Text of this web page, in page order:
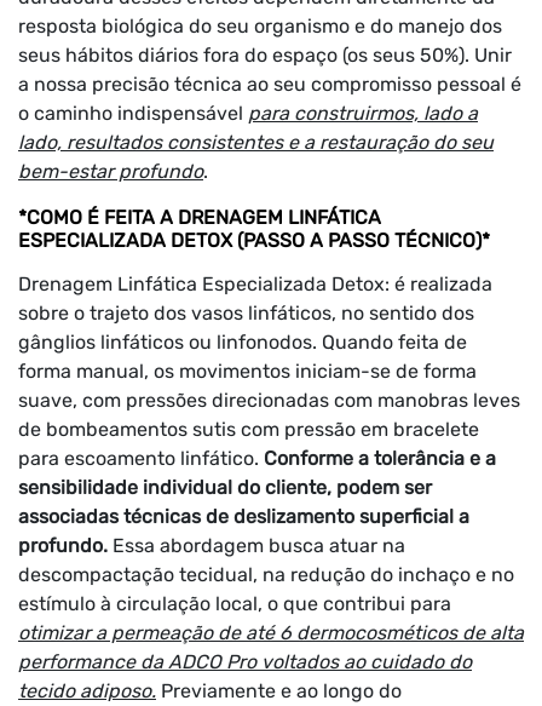
resposta biológica do seu organismo e do manejo dos
seus hábitos diários fora do espaço (os seus 50%). Unir
a nossa precisão técnica ao seu compromisso pessoal é
o caminho indispensável para construirmos, lado a
lado, resultados consistentes e a restauração do seu
bem-estar profundo.
*COMO É FEITA A DRENAGEM LINFÁTICA
ESPECIALIZADA DETOX (PASSO A PASSO TÉCNICO)*
Drenagem Linfática Especializada Detox: é realizada
sobre o trajeto dos vasos linfáticos, no sentido dos
gânglios linfáticos ou linfonodos. Quando feita de
forma manual, os movimentos iniciam-se de forma
suave, com pressões direcionadas com manobras leves
de bombeamentos sutis com pressão em bracelete
para escoamento linfático. Conforme a tolerância e a
sensibilidade individual do cliente, podem ser
associadas técnicas de deslizamento superficial a
profundo. Essa abordagem busca atuar na
descompactação tecidual, na redução do inchaço e no
estímulo à circulação local, o que contribui para
otimizar a permeação de até 6 dermocosméticos de alta
performance da ADCO Pro voltados ao cuidado do
tecido adiposo. Previamente e ao longo do